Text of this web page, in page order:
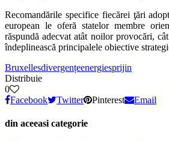
Recomandările specifice fiecărei ţări
european le oferă statelor membre
răspundă adecvat atât noilor provocări,
îndeplinească principalele obiective
Bruxellesdivergențeenergiesprijin
Distribuie
0
Facebook
Twitter Pinterest Email
din aceeasi categorie